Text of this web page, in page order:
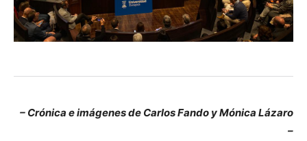
– Crónica e imágenes de Carlos Fando y Mónica Lázaro
–